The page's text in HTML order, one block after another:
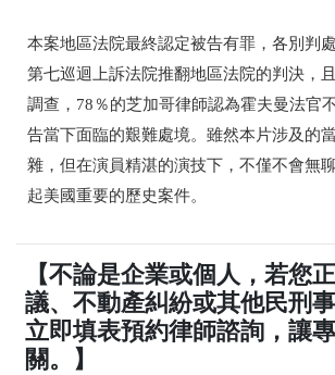
本案地區法院最終認定被告有罪，各別判
第七巡迴上訴法院推翻地區法院的判決，
調查，78％的芝加哥律師認為霍夫曼法官
告當下面臨的艱難處境。雖然本片涉及的
雜，但在演員精湛的演技下，不僅不會無
起美國重要的歷史案件。
【不論是企業或個人，若您
議、不動產糾紛或其他民刑
立即填表預約律師諮詢，讓
關。】